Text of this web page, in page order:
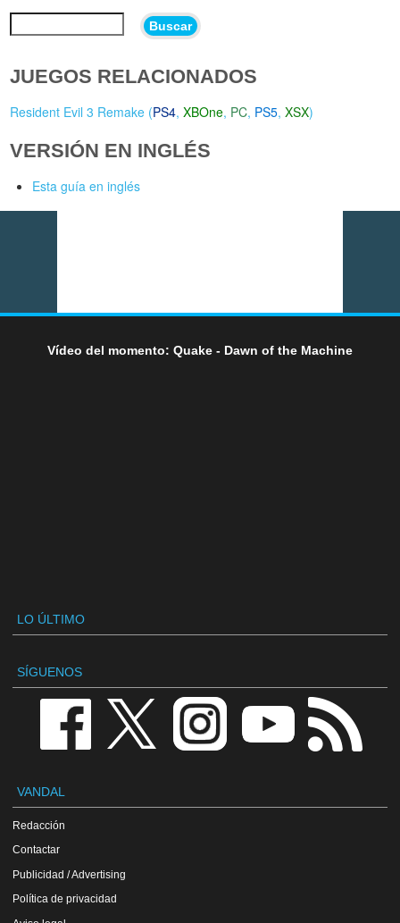
Buscar
JUEGOS RELACIONADOS
Resident Evil 3 Remake (PS4,XBOne, PC, PS5,XSX)
VERSIÓN EN INGLÉS
Esta guía en inglés
Vídeo del momento: Quake - Dawn of the Machine
LO ÚLTIMO
SÍGUENOS
VANDAL
Redacción
Contactar
Publicidad / Advertising
Política de privacidad